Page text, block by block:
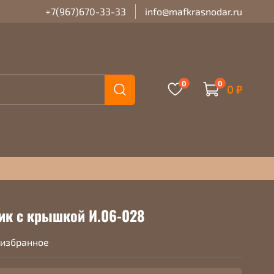
+7(967)670-33-33 info@mafkrasnodar.ru
0 0 0 ₽
с крышкой И.06-028